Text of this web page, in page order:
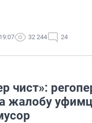
32 244 24
чист»:
жалобу